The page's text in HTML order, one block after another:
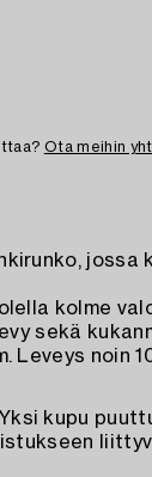
Ota meihin
jossa
kolme
sekä
Leveys noin
kupu